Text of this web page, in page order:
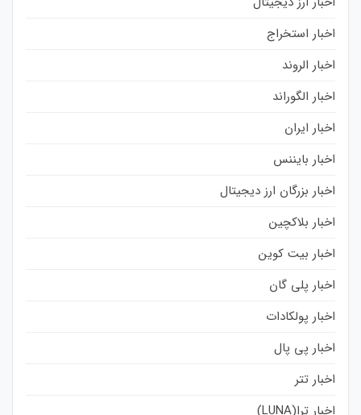
اخبار استخراج
اخبار الروند
اخبار الگوراند
اخبار ایران
اخبار بایننس
اخبار بزرگان ارز دیجیتال
اخبار بلاکچین
اخبار بیت کوین
اخبار پلی گان
اخبار پولکادات
اخبار پی پال
اخبار تتر
اخبار ترا(LUNA)